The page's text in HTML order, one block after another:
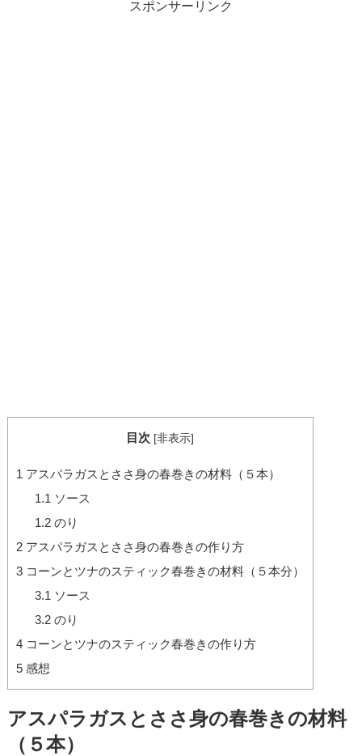
スポンサーリンク
目次 [非表示]
1 アスパラガスとささ身の春巻きの材料（５本）
1.1 ソース
1.2のり
2アスパラガスとささ身の春巻きの作り方
3コーンとツナのスティック春巻きの材料（５本分）
3.1 ソース
3.2のり
4コーンとツナのスティック春巻きの作り方
5感想
アスパラガスとささ身の春巻きの材料
（５本）